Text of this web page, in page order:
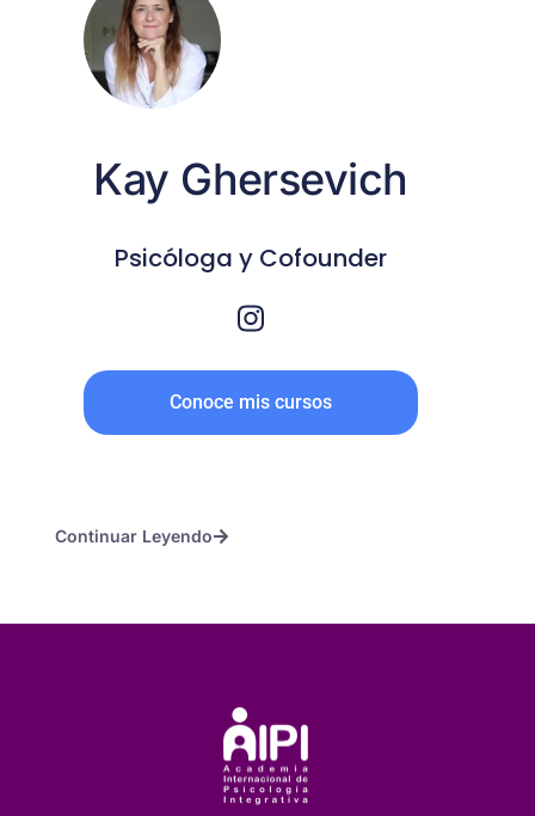
Kay Ghersevich
Psicóloga y Cofounder
Conoce mis cursos
Continuar Leyendo